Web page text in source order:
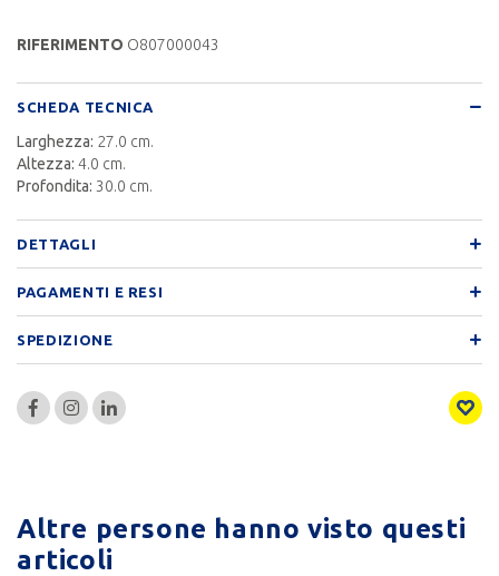
RIFERIMENTO O807000043
SCHEDA TECNICA
Larghezza: 27.0 cm.
Altezza: 4.0 cm.
Profondita: 30.0 cm.
DETTAGLI
PAGAMENTI E RESI
SPEDIZIONE
Altre persone hanno visto questi
articoli